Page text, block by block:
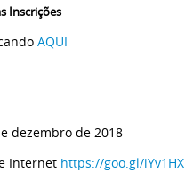
Inscrições
AQUI
dezembro de 2018
Internet https://goo.gl/iYv1HX